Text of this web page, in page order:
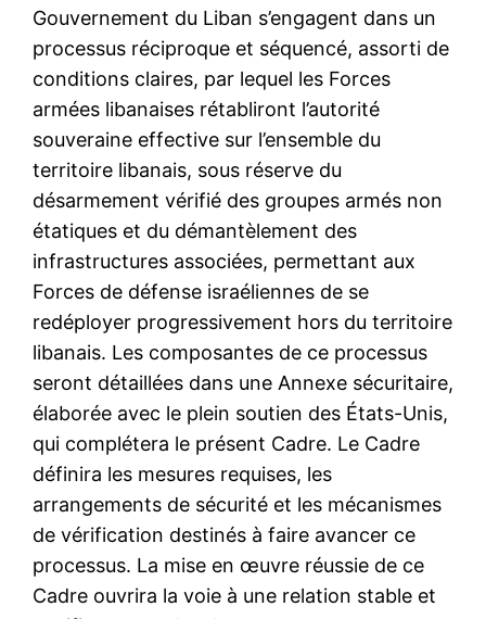
Gouvernement du Liban s’engagent dans un
processus réciproque et séquencé, assorti de
conditions claires, par lequel les Forces
armées libanaises rétabliront l’autorité
souveraine effective sur l’ensemble du
territoire libanais, sous réserve du
désarmement vérifié des groupes armés non
étatiques et du démantèlement des
infrastructures associées, permettant aux
Forces de défense israéliennes de se
redéployer progressivement hors du territoire
libanais. Les composantes de ce processus
seront détaillées dans une Annexe sécuritaire,
élaborée avec le plein soutien des États-Unis,
qui complétera le présent Cadre. Le Cadre
définira les mesures requises, les
arrangements de sécurité et les mécanismes
de vérification destinés à faire avancer ce
processus. La mise en œuvre réussie de ce
Cadre ouvrira la voie à une relation stable et